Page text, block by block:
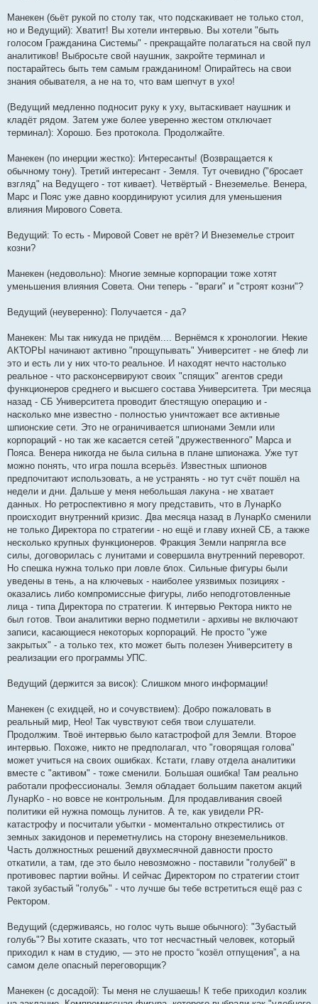
Манекен (бьёт рукой по столу так, что подскакивает не только стол,
но и Ведущий): Хватит! Вы хотели интервью. Вы хотели "быть
голосом Гражданина Системы" - прекращайте полагаться на свой пул
аналитиков! Выбросьте свой наушник, закройте терминал и
постарайтесь быть тем самым гражданином! Опирайтесь на свои
знания обывателя, а не на то, что вам шепчут в ухо!
(Ведущий медленно подносит руку к уху, вытаскивает наушник и
кладёт рядом. Затем уже более уверенно жестом отключает
терминал): Хорошо. Без протокола. Продолжайте.
Манекен (по инерции жестко): Интересанты! (Возвращается к
обычному тону). Третий интересант - Земля. Тут очевидно ("бросает
взгляд" на Ведущего - тот кивает). Четвёртый - Внеземелье. Венера,
Марс и Пояс уже давно координируют усилия для уменьшения
влияния Мирового Совета.
Ведущий: То есть - Мировой Совет не врёт? И Внеземелье строит
козни?
Манекен (недовольно): Многие земные корпорации тоже хотят
уменьшения влияния Совета. Они теперь - "враги" и "строят козни"?
Ведущий (неуверенно): Получается - да?
Манекен: Мы так никуда не придём.... Вернёмся к хронологии. Некие
АКТОРЫ начинают активно "прощупывать" Университет - не блеф ли
это и есть ли у них что-то реальное. И находят нечто настолько
реальное - что расконсервируют своих "спящих" агентов среди
функционеров среднего и высшего состава Университета. Три месяца
назад - СБ Университета проводит блестящую операцию и -
насколько мне известно - полностью уничтожает все активные
шпионские сети. Это не ограничивается шпионами Земли или
корпораций - но так же касается сетей "дружественного" Марса и
Пояса. Венера никогда не была сильна в плане шпионажа. Уже тут
можно понять, что игра пошла всерьёз. Известных шпионов
предпочитают использовать, а не устранять - но тут счёт пошёл на
недели и дни. Дальше у меня небольшая лакуна - не хватает
данных. Но ретроспективно я могу представить, что в ЛунарКо
происходит внутренний кризис. Два месяца назад в ЛунарКо сменили
не только Директора по стратегии - но ещё и главу ихней СБ, а также
несколько крупных функционеров. Фракция Земли напрягла все
силы, договорилась с лунитами и совершила внутренний переворот.
Но спешка нужна только при ловле блох. Сильные фигуры были
уведены в тень, а на ключевых - наиболее уязвимых позициях -
оказались либо компромиссные фигуры, либо неподготовленные
лица - типа Директора по стратегии. К интервью Ректора никто не
был готов. Твои аналитики верно подметили - архивы не включают
записи, касающиеся некоторых корпораций. Не просто "уже
закрытых" - а только тех, кто может быть полезен Университету в
реализации его программы УПС.
Ведущий (держится за висок): Слишком много информации!
Манекен (с ехидцей, но и сочувствием): Добро пожаловать в
реальный мир, Нео! Так чувствуют себя твои слушатели.
Продолжим. Твоё интервью было катастрофой для Земли. Второе
интервью. Похоже, никто не предполагал, что "говорящая голова"
может учиться на своих ошибках. Кстати, главу отдела аналитики
вместе с "активом" - тоже сменили. Большая ошибка! Там реально
работали профессионалы. Земля обладает большим пакетом акций
ЛунарКо - но вовсе не контрольным. Для продавливания своей
политики ей нужна помощь лунитов. А те, как увидели PR-
катастрофу и посчитали убытки - моментально открестились от
земных закидонов и переметнулись на сторону внеземельников.
Часть должностных решений двухмесячной давности просто
откатили, а там, где это было невозможно - поставили "голубей" в
противовес партии войны. И сейчас Директором по стратегии стоит
такой зубастый "голубь" - что лучше бы тебе встретиться ещё раз с
Ректором.
Ведущий (сдерживаясь, но голос чуть выше обычного): "Зубастый
голубь"? Вы хотите сказать, что тот несчастный человек, который
приходил к нам в студию, — это не просто “козёл отпущения”, а на
самом деле опасный переговорщик?
Манекен (с досадой): Ты меня не слушаешь! К тебе приходил козлик